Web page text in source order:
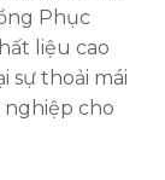
Phục
liệu cao
sự thoải mái
cho